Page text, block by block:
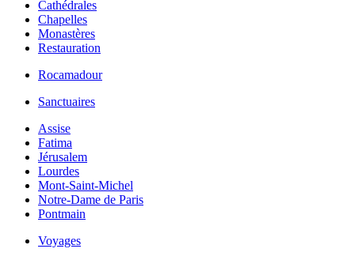
Cathédrales
Chapelles
Monastères
Restauration
Rocamadour
Sanctuaires
Assise
Fatima
Jérusalem
Lourdes
Mont-Saint-Michel
Notre-Dame de Paris
Pontmain
Voyages